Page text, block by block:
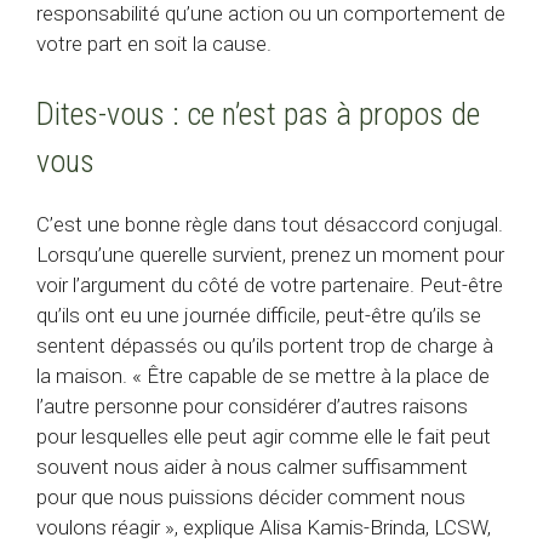
responsabilité qu’une action ou un comportement de
votre part en soit la cause.
Dites-vous : ce n’est pas à propos de
vous
C’est une bonne règle dans tout désaccord conjugal.
Lorsqu’une querelle survient, prenez un moment pour
voir l’argument du côté de votre partenaire. Peut-être
qu’ils ont eu une journée difficile, peut-être qu’ils se
sentent dépassés ou qu’ils portent trop de charge à
la maison. « Être capable de se mettre à la place de
l’autre personne pour considérer d’autres raisons
pour lesquelles elle peut agir comme elle le fait peut
souvent nous aider à nous calmer suffisamment
pour que nous puissions décider comment nous
voulons réagir », explique Alisa Kamis-Brinda, LCSW,